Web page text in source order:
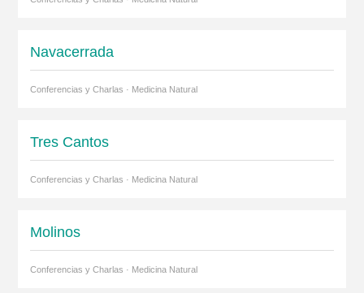
Navacerrada
Conferencias y Charlas · Medicina Natural
Tres Cantos
Conferencias y Charlas · Medicina Natural
Molinos
Conferencias y Charlas · Medicina Natural